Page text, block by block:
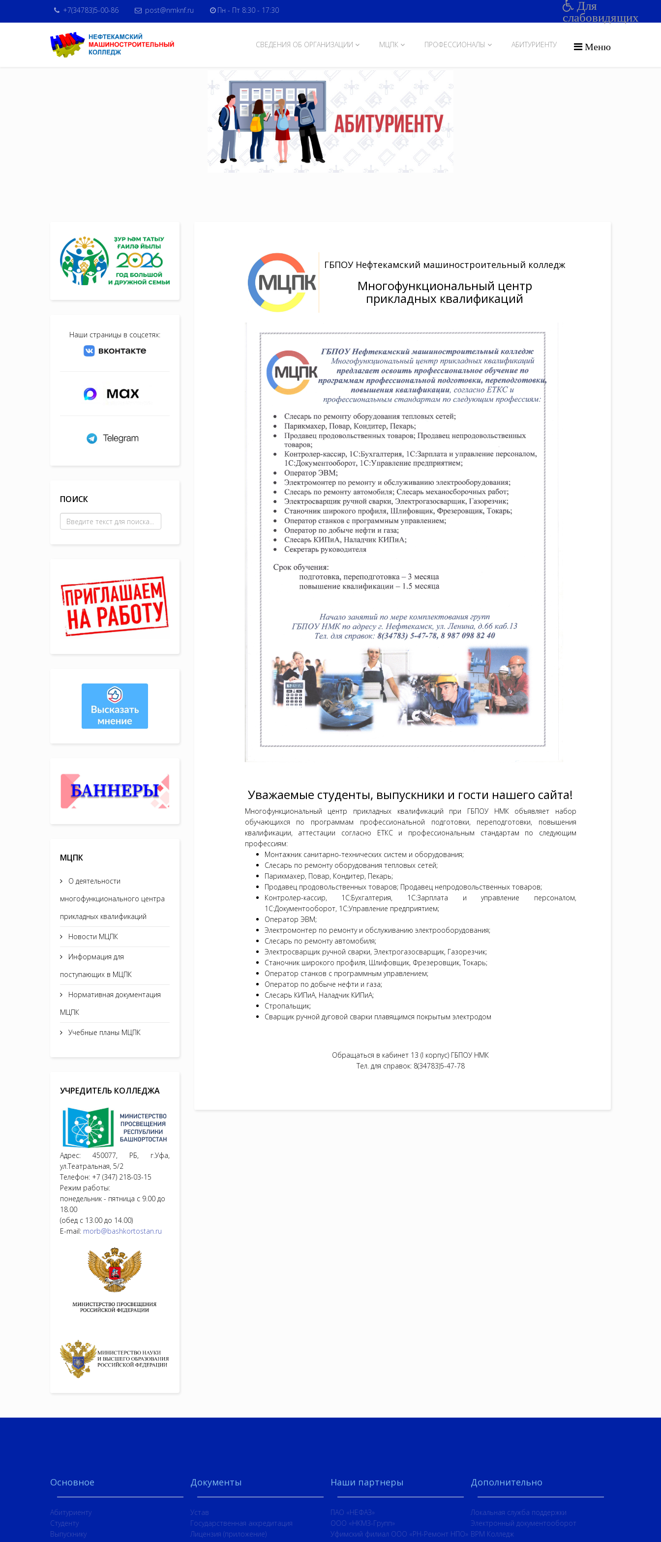
+7(34783)5-00-86 post@nmknf.ru Пн - Пт 8:30 - 17:30
Для
слабовидящих
Меню
СВЕДЕНИЯ ОБ ОРГАНИЗАЦИИ МЦПК ПРОФЕССИОНАЛЫ АБИТУРИЕНТУ
Наши страницы в соцсетях:
ПОИСК
МЦПК
О деятельности
многофункционального центра
прикладных квалификаций
Новости МЦПК
Информация для
поступающих в МЦПК
Нормативная документация
МЦПК
Учебные планы МЦПК
УЧРЕДИТЕЛЬ КОЛЛЕДЖА
Адрес: 450077, РБ, г.Уфа,
ул.Театральная, 5/2
Телефон: +7 (347) 218-03-15
Режим работы:
понедельник - пятница с 9.00 до
18.00
(обед с 13.00 до 14.00)
E-mail: morb@bashkortostan.ru
ГБПОУ Нефтекамский машиностроительный колледж
Многофункциональный центр
прикладных квалификаций
Уважаемые студенты, выпускники и гости нашего сайта!
Многофункциональный центр прикладных квалификаций при ГБПОУ НМК объявляет набор
обучающихся по программам профессиональной подготовки, переподготовки, повышения
квалификации, аттестации согласно ЕТКС и профессиональным стандартам по следующим
профессиям:
Монтажник санитарно-технических систем и оборудования;
Слесарь по ремонту оборудования тепловых сетей;
Парикмахер, Повар, Кондитер, Пекарь;
Продавец продовольственных товаров; Продавец непродовольственных товаров;
Контролер-кассир, 1С:Бухгалтерия, 1С:Зарплата и управление персоналом,
1С:Документооборот, 1С:Управление предприятием;
Оператор ЭВМ;
Электромонтер по ремонту и обслуживанию электрооборудования;
Слесарь по ремонту автомобиля;
Электросварщик ручной сварки, Электрогазосварщик, Газорезчик;
Станочник широкого профиля, Шлифовщик, Фрезеровщик, Токарь;
Оператор станков с программным управлением;
Оператор по добыче нефти и газа;
Слесарь КИПиА, Наладчик КИПиА;
Стропальщик;
Сварщик ручной дуговой сварки плавящимся покрытым электродом
Обращаться в кабинет 13 (I корпус) ГБПОУ НМК
Тел. для справок: 8(34783)5-47-78
Основное
Абитуриенту
Студенту
Выпускнику
Документы
Устав
Государственная аккредитация
Лицензия (приложение)
Наши партнеры
ПАО «НЕФАЗ»
ООО «НКМЗ-Групп»
Уфимский филиал ООО «РН-Ремонт НПО»
Дополнительно
Локальная служба поддержки
Электронный документооборот
BPM Колледж